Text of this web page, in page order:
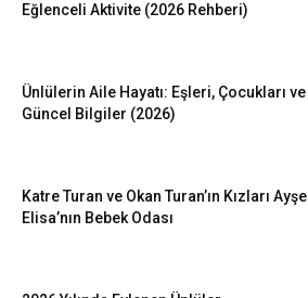
Eğlenceli Aktivite (2026 Rehberi)
Ünlülerin Aile Hayatı: Eşleri, Çocukları ve
Güncel Bilgiler (2026)
Katre Turan ve Okan Turan’ın Kızları Ayşe
Elisa’nın Bebek Odası